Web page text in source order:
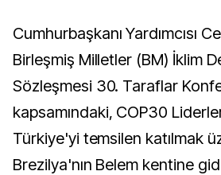
Cumhurbaşkanı Yardımcısı Cevdet Yılmaz,
Birleşmiş Milletler (BM) İklim
Sözleşmesi 30. Taraflar
kapsamındaki, COP30
Türkiye'yi temsilen katılmak
Brezilya'nın Belem kentine